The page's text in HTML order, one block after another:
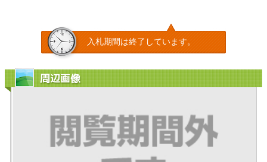
入札期間は終了しています。
周辺画像